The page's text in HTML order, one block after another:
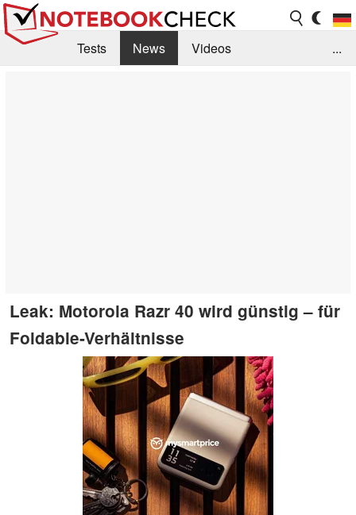
Tests News
Videos
...
Leak: Motorola Razr 40 wird günstig – für
Foldable-Verhältnisse